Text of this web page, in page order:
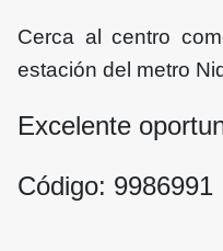
Cerca al centro
estación del metro
Excelente
Código: 9986991